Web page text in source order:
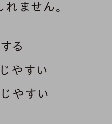
ません。
る
やすい
やすい